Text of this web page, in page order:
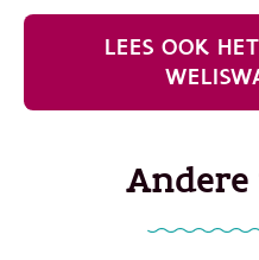
LEES OOK